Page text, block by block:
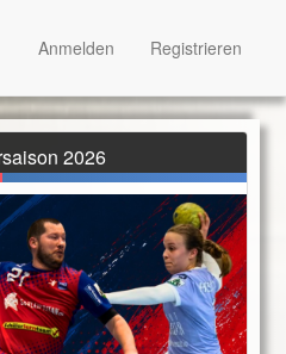
2026
Anmelden Registrieren